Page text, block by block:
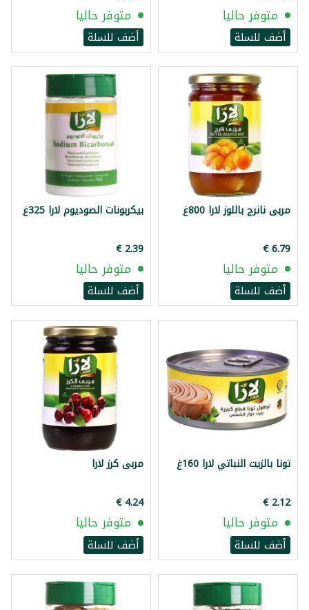
متوفر حاليا
أضف للسلة
متوفر حاليا
أضف للسلة
مربى نانرج باللوز لارا 800غ
متوفر حاليا
أضف للسلة
بيكربونات الصوديوم لارا 325غ
متوفر حاليا
أضف للسلة
تونا بالزيت النباتي لارا 160غ
متوفر حاليا
أضف للسلة
مربى كرز لارا
متوفر حاليا
أضف للسلة